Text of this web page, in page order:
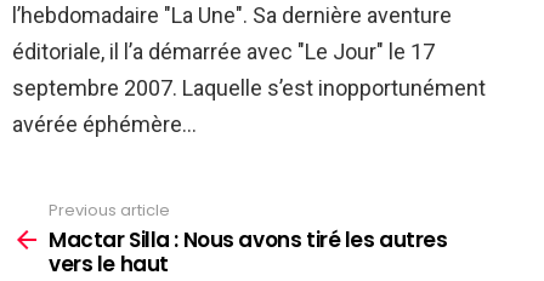
l’hebdomadaire "La Une". Sa dernière aventure
éditoriale, il l’a démarrée avec "Le Jour" le 17
septembre 2007. Laquelle s’est inopportunément
avérée éphémère…
more
Previous article
Mactar Silla : Nous avons tiré les autres
vers le haut